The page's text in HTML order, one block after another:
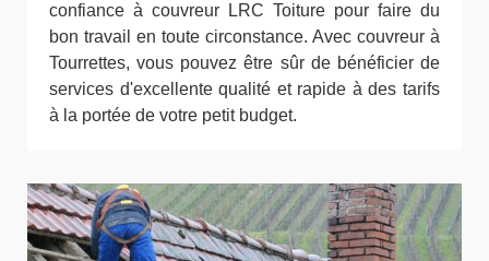
confiance à couvreur LRC Toiture pour faire du
bon travail en toute circonstance. Avec couvreur à
Tourrettes, vous pouvez être sûr de bénéficier de
services d'excellente qualité et rapide à des tarifs
à la portée de votre petit budget.